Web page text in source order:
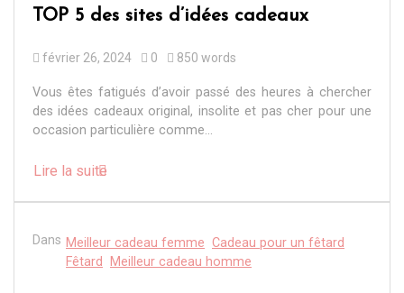
TOP 5 des sites d’idées cadeaux
février 26, 2024 0 850 words
Vous êtes fatigués d’avoir passé des heures à chercher
des idées cadeaux original, insolite et pas cher pour une
occasion particulière comme...
Lire la suite
Dans Meilleur cadeau femme Cadeau pour un fêtard
Fêtard
Meilleur cadeau homme